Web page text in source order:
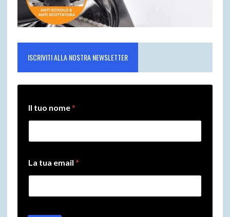
ISCRIVITI ALLA NOSTRA NEWSLETTER
m
a
l
*
Il tuo nome*
La tua email *